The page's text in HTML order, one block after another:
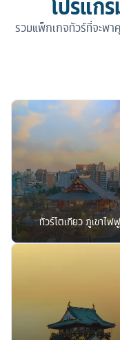
รวมแพ็กเกจทัวร์ที่จะพ
ทัวร์โตเกียว ภูเขาไ